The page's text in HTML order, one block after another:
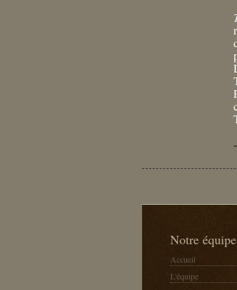
-
Notre équipe
Accueil
L'équipe